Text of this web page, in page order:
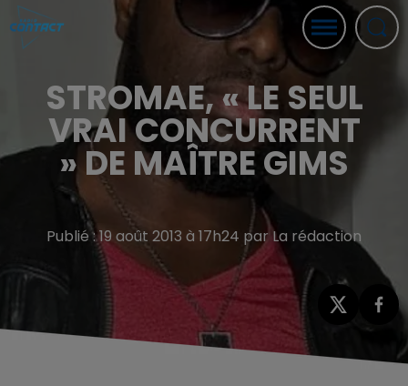
STROMAE, « LE SEUL
VRAI CONCURRENT
» DE MAÎTRE GIMS
Publié : 19 août 2013 à 17h24 par La rédaction